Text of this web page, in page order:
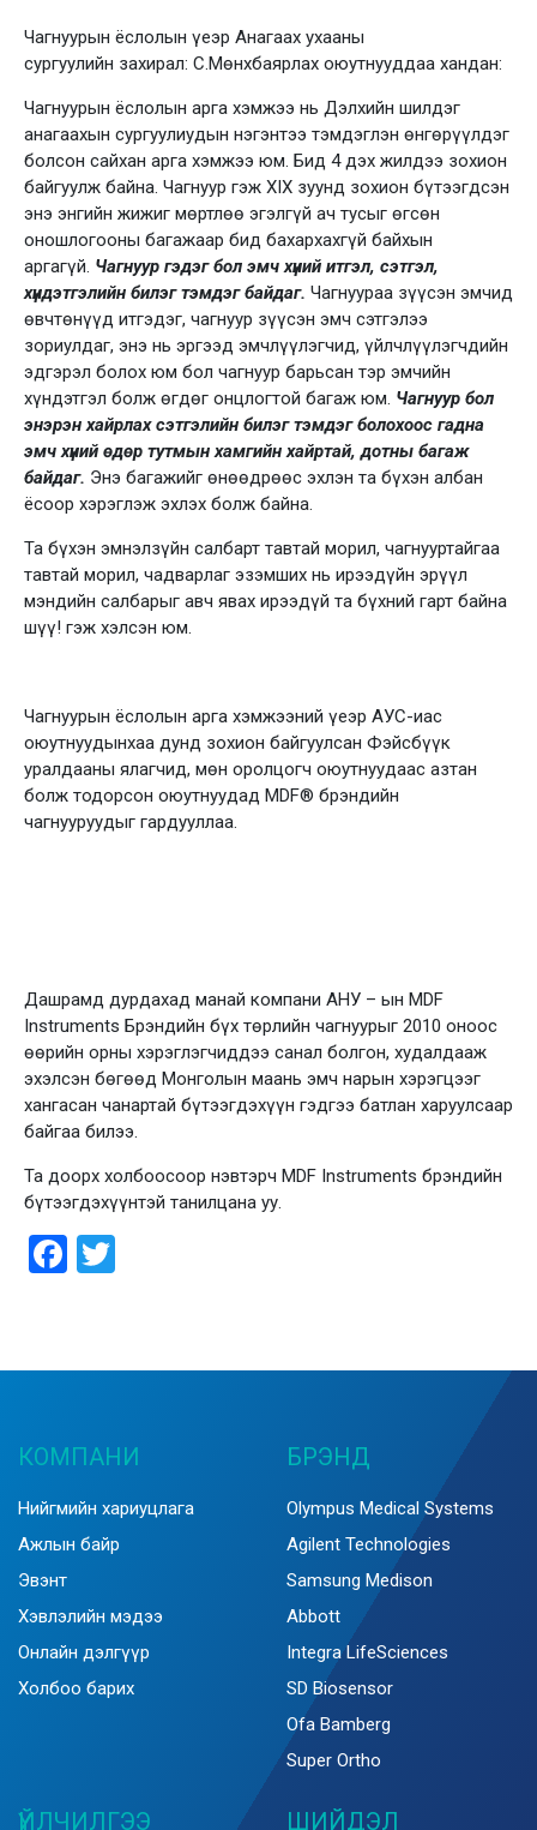
Чагнуурын ёслолын үеэр Анагаах ухааны
сургуулийн захирал: С.Мөнхбаярлах оюутнууддаа хандан:
Чагнуурын ёслолын арга хэмжээ нь Дэлхийн шилдэг
анагаахын сургуулиудын нэгэнтээ тэмдэглэн өнгөрүүлдэг
болсон сайхан арга хэмжээ юм. Бид 4 дэх жилдээ зохион
байгуулж байна. Чагнуур гэж XIX зуунд зохион бүтээгдсэн
энэ энгийн жижиг мөртлөө эгэлгүй ач тусыг өгсөн
оношлогооны багажаар бид бахархахгүй байхын
аргагүй. Чагнуур гэдэг бол эмч хүний итгэл, сэтгэл,
хүндэтгэлийн билэг тэмдэг байдаг. Чагнуураа зүүсэн эмчид
өвчтөнүүд итгэдэг, чагнуур зүүсэн эмч сэтгэлээ
зориулдаг, энэ нь эргээд эмчлүүлэгчид, үйлчлүүлэгчдийн
эдгэрэл болох юм бол чагнуур барьсан тэр эмчийн
хүндэтгэл болж өгдөг онцлогтой багаж юм. Чагнуур бол
энэрэн хайрлах сэтгэлийн билэг тэмдэг болохоос гадна
эмч хүний өдөр тутмын хамгийн хайртай, дотны багаж
байдаг. Энэ багажийг өнөөдрөөс эхлэн та бүхэн албан
ёсоор хэрэглэж эхлэх болж байна.
Та бүхэн эмнэлзүйн салбарт тавтай морил, чагнууртайгаа
тавтай морил, чадварлаг эзэмших нь ирээдүйн эрүүл
мэндийн салбарыг авч явах ирээдүй та бүхний гарт байна
шүү! гэж хэлсэн юм.
Чагнуурын ёслолын арга хэмжээний үеэр АУС-иас
оюутнуудынхаа дунд зохион байгуулсан Фэйсбүүк
уралдааны ялагчид, мөн оролцогч оюутнуудаас азтан
болж тодорсон оюутнуудад MDF® брэндийн
чагнууруудыг гардууллаа.
Дашрамд дурдахад манай компани АНУ – ын MDF
Instruments Брэндийн бүх төрлийн чагнуурыг 2010 оноос
өөрийн орны хэрэглэгчиддээ санал болгон, худалдааж
эхэлсэн бөгөөд Монголын маань эмч нарын хэрэгцээг
хангасан чанартай бүтээгдэхүүн гэдгээ батлан харуулсаар
байгаа билээ.
Та доорх холбоосоор нэвтэрч MDF Instruments брэндийн
бүтээгдэхүүнтэй танилцана уу.
Facebook
КОМПАНИ
Нийгмийн хариуцлага
Ажлын байр
Эвэнт
Хэвлэлийн мэдээ
Онлайн дэлгүүр
Холбоо барих
БРЭНД
Olympus Medical Systems
Agilent Technologies
Samsung Medison
Abbott
Integra LifeSciences
SD Biosensor
Ofa Bamberg
Super Ortho
ҮЙЛЧИЛГЭЭ ШИЙДЭЛ